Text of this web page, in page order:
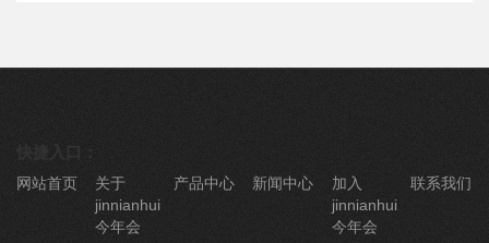
网站首页
关于
jinnianhui
今年会
产品中心 新闻中心
加入
jinnianhui
今年会
联系我们